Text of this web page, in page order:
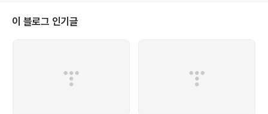
립된 케이프 식민지는 인도양으로 항해하는 선박의 기항지로 건설되었고 테이
블 만(Table bay)은 항로에서 가장 중요한 항구..
이 블로그 인기글